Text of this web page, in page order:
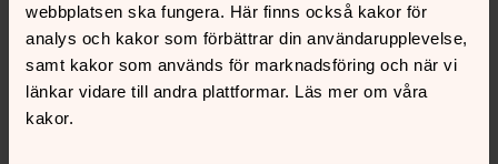
webbplatsen ska fungera. Här finns också kakor för
analys och kakor som förbättrar din användarupplevelse,
samt kakor som används för marknadsföring och när vi
länkar vidare till andra plattformar. Läs mer om våra
kakor.
Månsarps Kyrkoblad 4/2016
Artiklar i sin helhet
Coronaåret 2020, bibeltips mm